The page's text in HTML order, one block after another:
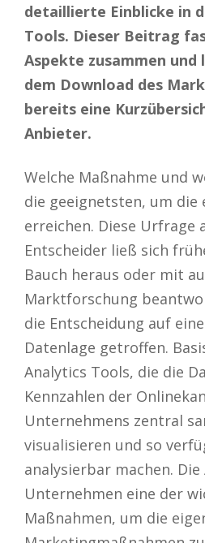
detaillierte Einblicke in
Tools. Dieser Beitrag
Aspekte zusammen
dem Download des
bereits eine
Anbieter.
Welche Maßnahme und
die geeignetsten, um die
erreichen. Diese Urfrage
Entscheider ließ sich
Bauch heraus oder mit
Marktforschung
die Entscheidung auf
Datenlage getroffen.
Analytics Tools, die die
Kennzahlen der
Unternehmens zentral
visualisieren und so
analysierbar machen.
Unternehmen eine der
Maßnahmen, um die